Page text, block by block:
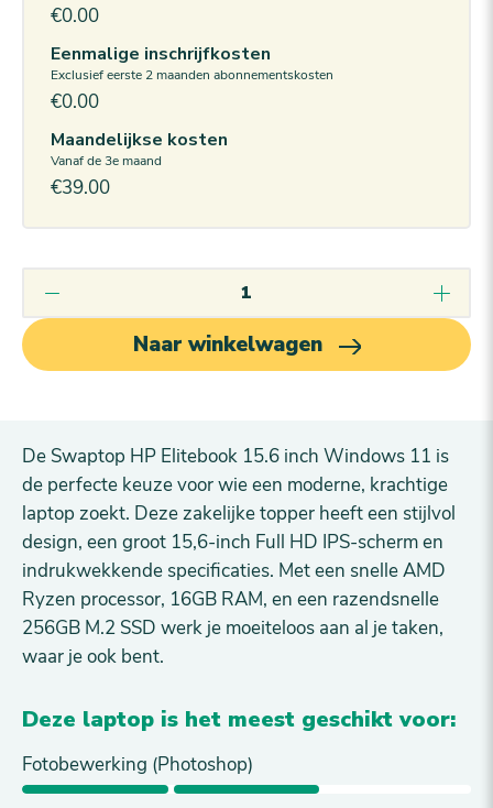
€0.00
Eenmalige inschrijfkosten
Exclusief eerste 2 maanden abonnementskosten
€0.00
Maandelijkse kosten
Vanaf de 3e maand
€39.00
Naar winkelwagen
De Swaptop HP Elitebook 15.6 inch Windows 11 is
de perfecte keuze voor wie een moderne, krachtige
laptop zoekt. Deze zakelijke topper heeft een stijlvol
design, een groot 15,6-inch Full HD IPS-scherm en
indrukwekkende specificaties. Met een snelle AMD
Ryzen processor, 16GB RAM, en een razendsnelle
256GB M.2 SSD werk je moeiteloos aan al je taken,
waar je ook bent.
Deze laptop is het meest geschikt voor:
Fotobewerking (Photoshop)